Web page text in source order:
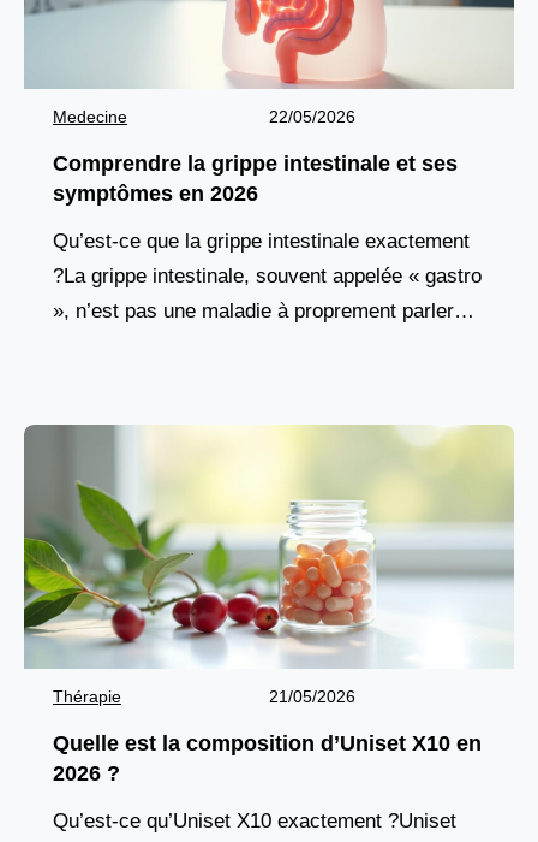
Medecine 22/05/2026
Comprendre la grippe intestinale et ses
symptômes en 2026
Qu’est-ce que la grippe intestinale exactement
?La grippe intestinale, souvent appelée « gastro
», n’est pas une maladie à proprement parler
Thérapie 21/05/2026
Quelle est la composition d’Uniset X10 en
2026 ?
Qu’est-ce qu’Uniset X10 exactement ?Uniset